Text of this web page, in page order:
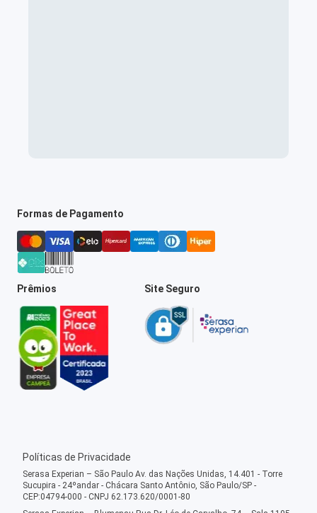
Formas de Pagamento
Prêmios Site Seguro
Políticas de Privacidade
Serasa Experian – São Paulo Av. das Nações Unidas, 14.401 - Torre
Sucupira - 24ºandar - Chácara Santo Antônio, São Paulo/SP -
CEP:04794-000 - CNPJ 62.173.620/0001-80